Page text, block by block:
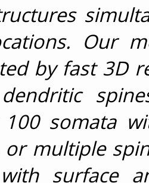
Our
by fast 3D
somata
or multiple
surface